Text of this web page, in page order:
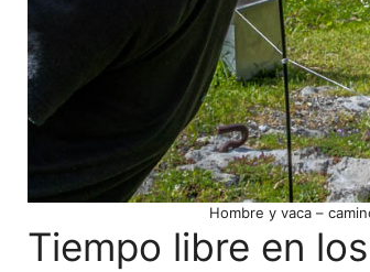
Hombre y vaca –
Tiempo libre en